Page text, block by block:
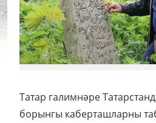
Татар галимнәре
борынгы каберташларны